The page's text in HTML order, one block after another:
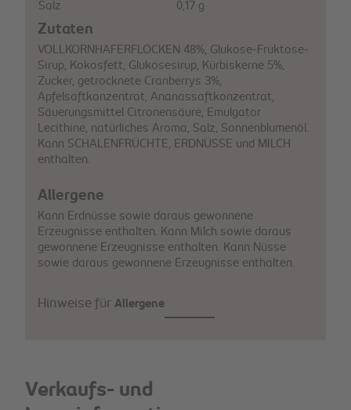
Salz 0,17 g
Zutaten
VOLLKORNHAFERFLOCKEN 48%, Glukose-Fruktose-
Sirup, Kokosfett, Glukosesirup, Kürbiskerne 5%,
Zucker, getrocknete Cranberrys 3%,
Apfelsaftkonzentrat, Ananassaftkonzentrat,
Säuerungsmittel Citronensäure, Emulgator
Lecithine, natürliches Aroma, Salz, Sonnenblumenöl.
Kann SCHALENFRÜCHTE, ERDNÜSSE und MILCH
enthalten.
Allergene
Kann Erdnüsse sowie daraus gewonnene
Erzeugnisse enthalten. Kann Milch sowie daraus
gewonnene Erzeugnisse enthalten. Kann Nüsse
sowie daraus gewonnene Erzeugnisse enthalten.
Hinweise für Allergene
Verkaufs- und